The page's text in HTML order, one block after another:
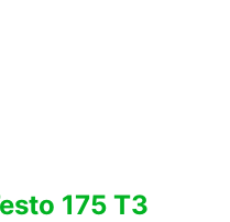
175 T3